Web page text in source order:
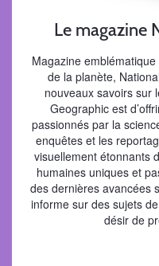
Le magazine
Magazine
de la planète,
nouveaux savoirs sur
Geographic est
passionnés par la
enquêtes et les
visuellement étonnants
humaines uniques et
des dernières avancées
informe sur des sujets
désir de